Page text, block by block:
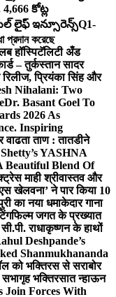
కోట్ల
లైఫ్ ఇన్సూరెన్స్Q1-
প্রদান করেছে
हॉस्पिटॅलिटी अँड
– तुर्कस्तान सादर
प्रियंका सिंह और
Nihalani: Two
Dr. Basant Goel To
2026 As
Inspiring
वाढता ताण : तातडीने
YASHNA
Beautiful Blend Of
माही श्रीवास्तव और
खेलवना’ ने पार किया 10
का नया धमाकेदार गाना
फिल्म जगत के प्रख्यात
राधाकृष्णन के हाथों
Deshpande’s
Shanmukhananda
को भक्तिरस से सराबोर
सभागृह भक्तिरसात न्हाऊन
Join Forces With